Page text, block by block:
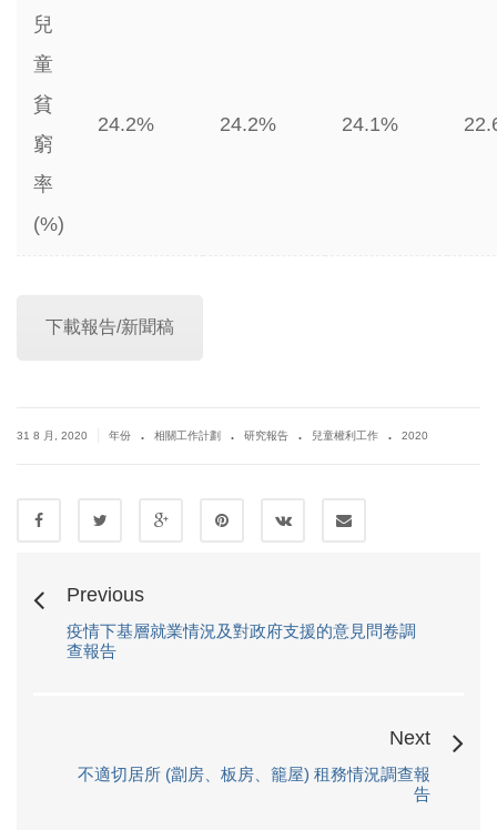
兒
童
貧
窮
率
(%)
24.2% 24.2% 24.1%
下載報告/新聞稿
31 8 月, 2020 年份 . 相關工作計劃 . 研究報告 . 兒童權利工作 . 2020
Previous
疫情下基層就業情況及對政府支援的意見問卷調
查報告
Next
不適切居所 (劏房、板房、籠屋) 租務情況調查報
告